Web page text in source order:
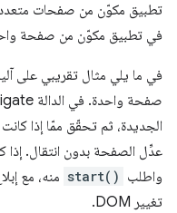
تطبيق مكوّن من صفحات
في تطبيق مكوّن من صفحة
في ما يلي مثال تقريبي على
الجديدة، ثم تحقّق ممّا إذا كانت
عدِّل الصفحة بدون انتقال. إذا
واطلب start() منه، مع
تغيير DOM.